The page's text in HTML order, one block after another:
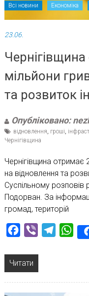
Всі новини Економіка
23.06.
мільйони
та розвиток
Опубліковано:
відновлення гроші
Чернігівщина
Чернігівщина отримає
на відновлення та
Суспільному розповів
Подорван. За
громад, територій
Facebook
Viber Telegram
Читати